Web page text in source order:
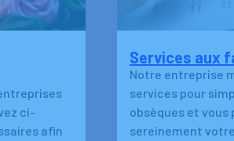
ci-
afin
Services aux
Notre entreprise
services pour
obsèques et
sereinement